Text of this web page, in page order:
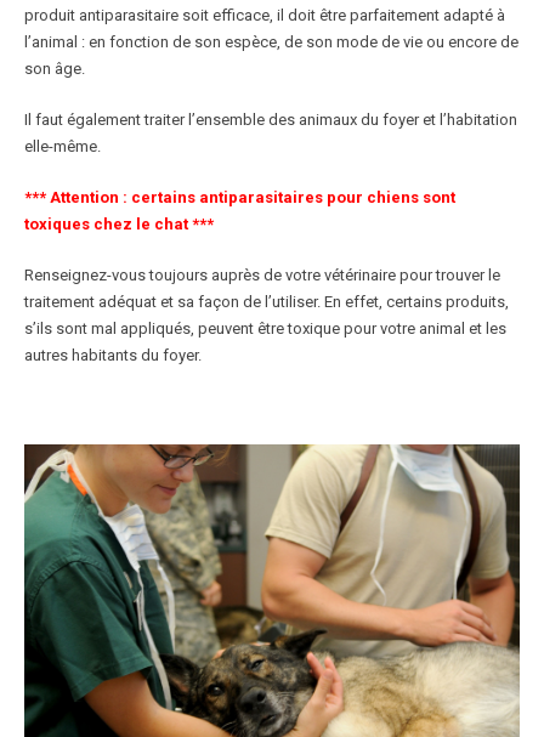
produit antiparasitaire soit efficace, il doit être parfaitement adapté à
l’animal : en fonction de son espèce, de son mode de vie ou encore de
son âge.
Il faut également traiter l’ensemble des animaux du foyer et l’habitation
elle-même.
*** Attention : certains antiparasitaires pour chiens sont
toxiques chez le chat ***
Renseignez-vous toujours auprès de votre vétérinaire pour trouver le
traitement adéquat et sa façon de l’utiliser. En effet, certains produits,
s’ils sont mal appliqués, peuvent être toxique pour votre animal et les
autres habitants du foyer.